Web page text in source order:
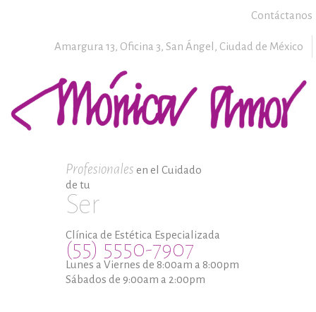
Contáctanos
Amargura 13, Oficina 3, San Ángel, Ciudad de México
Profesionales en el Cuidado
de tu
Ser
Clínica de Estética Especializada
(55) 5550-7907
Lunes a Viernes de 8:00am a 8:00pm
Sábados de 9:00am a 2:00pm